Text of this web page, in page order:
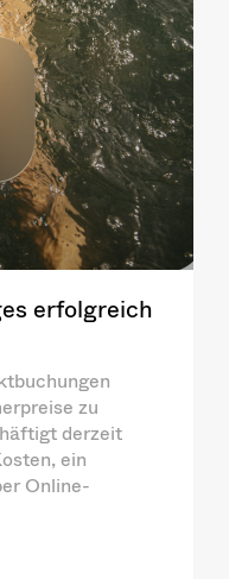
erfolgreich
zu
derzeit
ein
Online-